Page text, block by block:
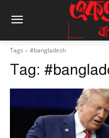
Tags #bangladesh
Tag: